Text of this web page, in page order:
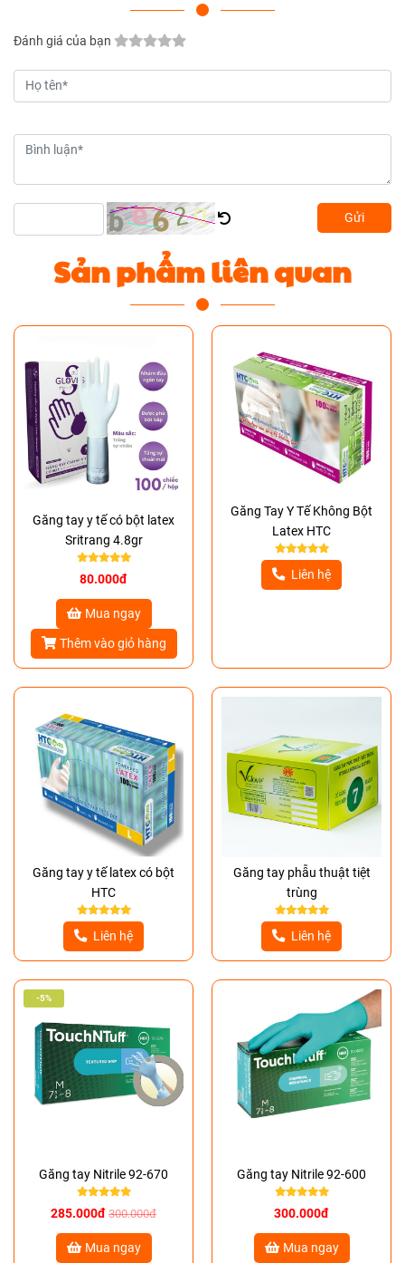
Đánh giá của bạn
Gửi
Sản phẩm liên quan
Găng tay y tế có bột latex
Sritrang 4.8gr
80.000đ
Mua ngay
Thêm vào giỏ hàng
Găng Tay Y Tế Không Bột
Latex HTC
Liên hệ
Găng tay y tế latex có bột
HTC
Liên hệ
Găng tay phẫu thuật tiệt
trùng
Liên hệ
Găng tay Nitrile 92-670
285.000đ 300.000đ
-5%
Mua ngay
Găng tay Nitrile 92-600
300.000đ
Mua ngay